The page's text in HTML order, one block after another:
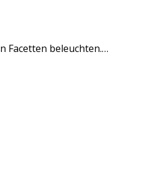
Facetten beleuchten.…